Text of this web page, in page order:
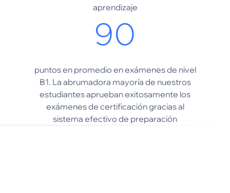
aprendizaje
90
puntos en promedio en exámenes de nivel
B1. La abrumadora mayoría de nuestros
estudiantes aprueban exitosamente los
exámenes de certificación gracias al
sistema efectivo de preparación